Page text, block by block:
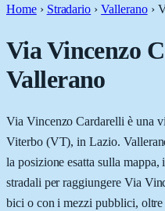
Home › Stradario › Vallerano ›
Via Vincenzo
Vallerano
Via Vincenzo Cardarelli è una
Viterbo (VT), in Lazio.
la posizione esatta sulla
stradali per raggiungere Via
bici o con i mezzi pubblici,